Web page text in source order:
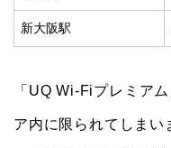
新大阪駅
「UQ Wi-Fiプレミア
ア内に限られてしまい